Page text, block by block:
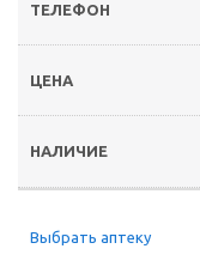
Выбрать аптеку